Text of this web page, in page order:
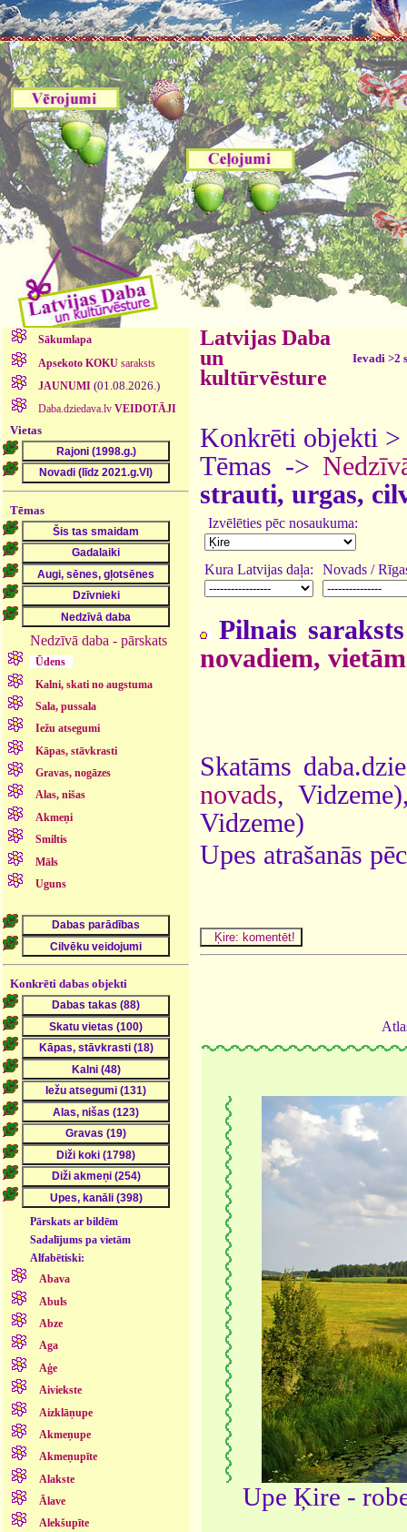
Sākumlapa
Apsekoto KOKUsaraksts
JAUNUMI (01.08.2026.)
Daba.dziedava.lv VEIDOTĀJI
Vietas
Tēmas
Nedzīvā daba - pārskats
Ūdens
Kalni, skati no augstuma
Sala, pussala
Iežu atsegumi
Kāpas, stāvkrasti
Gravas, nogāzes
Alas, nišas
Akmeņi
Smiltis
Māls
Uguns
Konkrēti dabas objekti
Pārskats ar bildēm
Sadalījums pa vietām
Alfabētiski:
Abava
Abuls
Abze
Aga
Aģe
Aiviekste
Aizklāņupe
Akmeņupe
Akmeņupīte
Alakste
Ālave
Alekšupīte
Latvijas Daba
un
kultūrvēsture
Ievadi >2
Konkrēti objekti >
Tēmas ->
strauti, urgas,
Izvēlēties pēc nosaukuma:
Kura Latvijas daļa: Novads /
Pilnais
novadiem, vietām
Skatāms
novads,
Vidzeme)
Upes atrašanās
Upe Ķire -